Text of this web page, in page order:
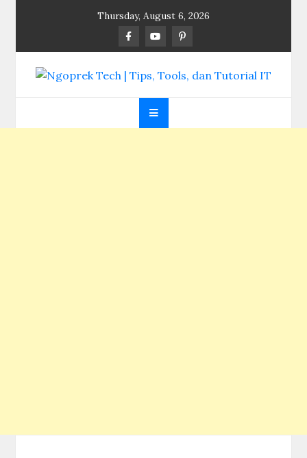
Thursday, August 6, 2026
Ngoprek Tech | Tips,
Tools, dan Tutorial